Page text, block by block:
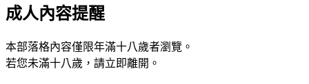
成人內容提醒
本部落格內容僅限年滿十八歲者瀏覽。
若您未滿十八歲，請立即離開。